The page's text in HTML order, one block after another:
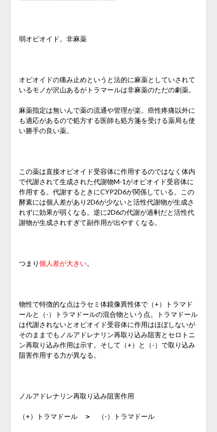
弱オピオイド。非麻薬
オピオイドの痛み止めというと法的に麻薬としていされて
いるモノが沢山あるがトラマールは非麻薬のただの劇薬。
麻薬指定は無いんで薬の流通や管理が楽。癌性疼痛以外に
も適応があるので処方する医師も処方箋を受ける薬局も使
い勝手の良い薬。
この薬は直接オピオイド受容体に作用するのではなく体内
で代謝されて生成された代謝物M-1がオピオイド受容体に
作用する。代謝するときにCYP2D6が関係している。この
酵素には個人差があり2D6が少ないと活性代謝物が生成さ
れずに効果が弱くなる。逆に2D6の代謝が過剰だと活性代
謝物が生成されすぎて副作用が出やすくなる。
つまり個人差が大きい。
物性で特徴的な点はラセミ体鏡像異性体で（+）トラマド
ールと（-）トラマドールの混合物という点。トラマドール
は代謝されないとオピオイド受容体に作用はほぼしないが
そのままでもノルアドレナリン再取り込み阻害とセロトニ
ン再取り込み作用は示す。そして（+）と（-）で取り込み
阻害作用する力が異なる。
ノルアドレナリン再取り込み阻害作用
（+）トラマドール ＞ （-）トラマドール